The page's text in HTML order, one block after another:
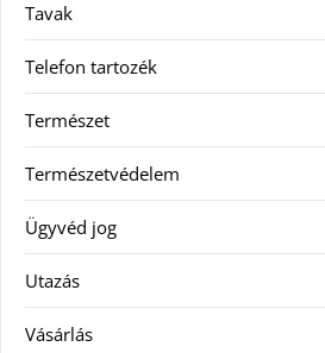
Tavak
Telefon tartozék
Természet
Természetvédelem
Ügyvéd jog
Utazás
Vásárlás